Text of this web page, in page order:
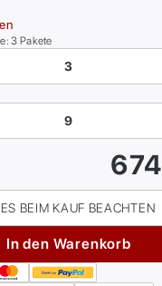
3 Pakete
BEIM KAUF BEACHTEN
In den Warenkorb